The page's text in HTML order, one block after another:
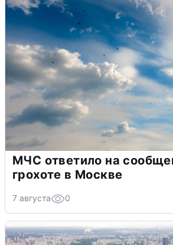
МЧС ответило на
грохоте в Москве
7 августа 0